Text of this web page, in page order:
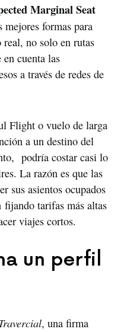
Marginal Seat
mejores formas para
no solo en rutas
cuenta las
a través de redes de
Flight o vuelo de larga
a un destino del
podría costar casi lo
La razón es que las
sus asientos ocupados
tarifas más altas
viajes cortos.
un perfil
, una firma